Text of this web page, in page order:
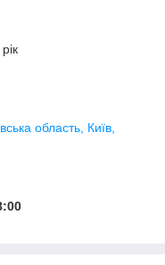
область, Київ,